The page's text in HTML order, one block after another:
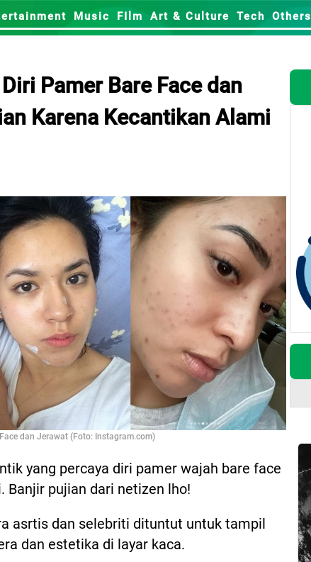
Music FIlm Art & Culture Tech Others
Pamer Bare Face dan
Karena Kecantikan Alami
dan Jerawat (Foto: Instagram.com)
yang percaya diri pamer wajah bare face
Banjir pujian dari netizen lho!
asrtis dan selebriti dituntut untuk tampil
dan estetika di layar kaca.